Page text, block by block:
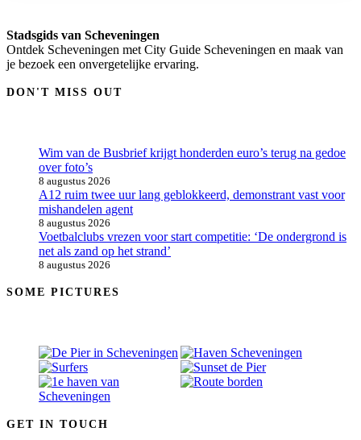
Stadsgids van Scheveningen
Ontdek Scheveningen met City Guide Scheveningen en maak van
je bezoek een onvergetelijke ervaring.
DON'T MISS OUT
Wim van de Busbrief krijgt honderden euro’s terug na gedoe
over foto’s
8 augustus 2026
A12 ruim twee uur lang geblokkeerd, demonstrant vast voor
mishandelen agent
8 augustus 2026
Voetbalclubs vrezen voor start competitie: ‘De ondergrond is
net als zand op het strand’
8 augustus 2026
SOME PICTURES
GET IN TOUCH